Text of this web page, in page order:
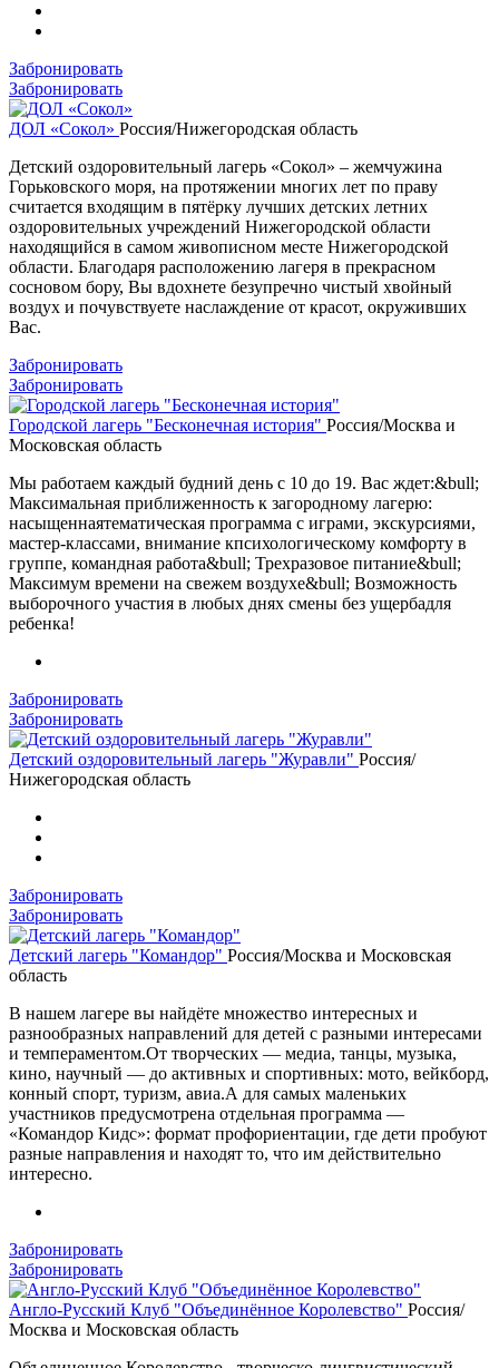
Забронировать
Забронировать
ДОЛ «Сокол» Россия/Нижегородская область
Детский оздоровительный лагерь «Сокол» – жемчужина
Горьковского моря, на протяжении многих лет по праву
считается входящим в пятёрку лучших детских летних
оздоровительных учреждений Нижегородской области
находящийся в самом живописном месте Нижегородской
области. Благодаря расположению лагеря в прекрасном
сосновом бору, Вы вдохнете безупречно чистый хвойный
воздух и почувствуете наслаждение от красот, окруживших
Вас.
Забронировать
Забронировать
Городской лагерь "Бесконечная история" Россия/Москва и
Московская область
Мы работаем каждый будний день с 10 до 19. Вас ждет:&bull;
Максимальная приближенность к загородному лагерю:
насыщеннаятематическая программа с играми, экскурсиями,
мастер-классами, внимание кпсихологическому комфорту в
группе, командная работа&bull; Трехразовое питание&bull;
Максимум времени на свежем воздухе&bull; Возможность
выборочного участия в любых днях смены без ущербадля
ребенка!
Забронировать
Забронировать
Детский оздоровительный лагерь "Журавли" Россия/
Нижегородская область
Забронировать
Забронировать
Детский лагерь "Командор" Россия/Москва и Московская
область
В нашем лагере вы найдёте множество интересных и
разнообразных направлений для детей с разными интересами
и темпераментом.От творческих — медиа, танцы, музыка,
кино, научный — до активных и спортивных: мото, вейкборд,
конный спорт, туризм, авиа.А для самых маленьких
участников предусмотрена отдельная программа —
«Командор Кидс»: формат профориентации, где дети пробуют
разные направления и находят то, что им действительно
интересно.
Забронировать
Забронировать
Англо-Русский Клуб "Объединённое Королевство" Россия/
Москва и Московская область